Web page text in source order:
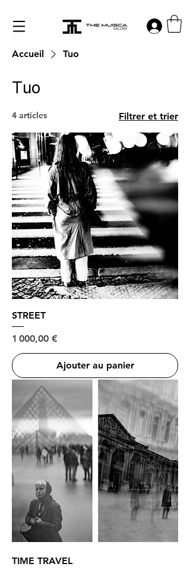
Log in
Accueil Tuo
Tuo
4 articles Filtrer et trier
STREET
Prix
1 000,00 €
Ajouter au panier
TIME TRAVEL